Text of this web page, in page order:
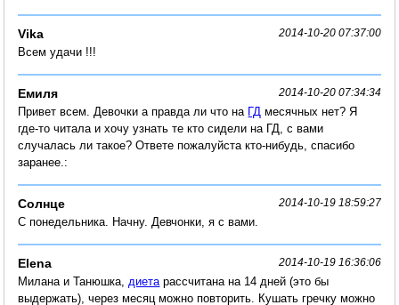
Vika 2014-10-20 07:37:00
Всем удачи !!!
Емиля 2014-10-20 07:34:34
Привет всем. Девочки а правда ли что на ГД месячных нет? Я
где-то читала и хочу узнать те кто сидели на ГД, с вами
случалась ли такое? Ответе пожалуйста кто-нибудь, спасибо
заранее.:
Солнце 2014-10-19 18:59:27
С понедельника. Начну. Девчонки, я с вами.
Elena 2014-10-19 16:36:06
Милана и Танюшка, диета рассчитана на 14 дней (это бы
выдержать), через месяц можно повторить. Кушать гречку можно